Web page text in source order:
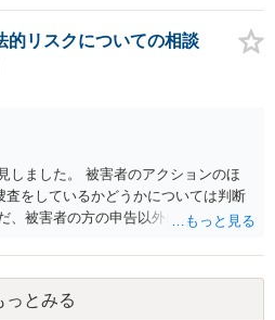
別途問題となる可能性はあります
立件することは難しく、厳重注意で
的リスクについての相談
しました。 被害者のアクションのほ
をしているかどうかについては判断
、被害者の方の申告以外に証拠が無い
るようなことがあれば、その際に改め
っとみる